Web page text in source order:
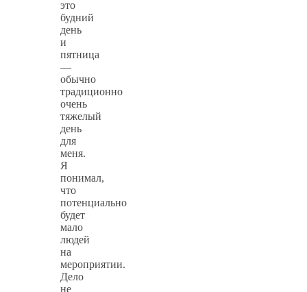
это
будний
день
и
пятница
—
обычно
традиционно
очень
тяжелый
день
для
меня.
Я
понимал,
что
потенциально
будет
мало
людей
на
мероприятии.
Дело
не